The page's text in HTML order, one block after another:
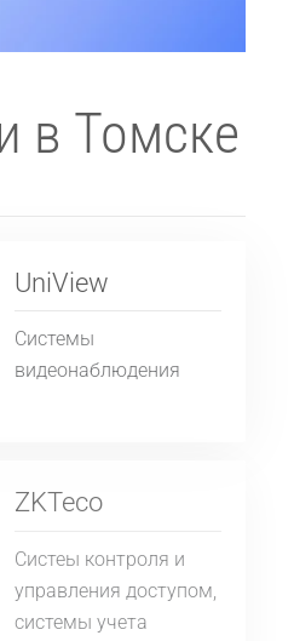
в Томске
UniView
Системы
видеонаблюдения
ZKTeco
Систеы контроля и
управления доступом,
системы учета